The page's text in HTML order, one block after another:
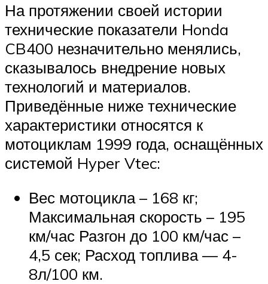
На протяжении своей истории
технические показатели Honda
CB400 незначительно менялись,
сказывалось внедрение новых
технологий и материалов.
Приведённые ниже технические
характеристики относятся к
мотоциклам 1999 года, оснащённых
системой Hyper Vtec:
Вес мотоцикла – 168 кг;
Максимальная скорость – 195
км/час Разгон до 100 км/час –
4,5 сек; Расход топлива — 4-
8л/100 км.